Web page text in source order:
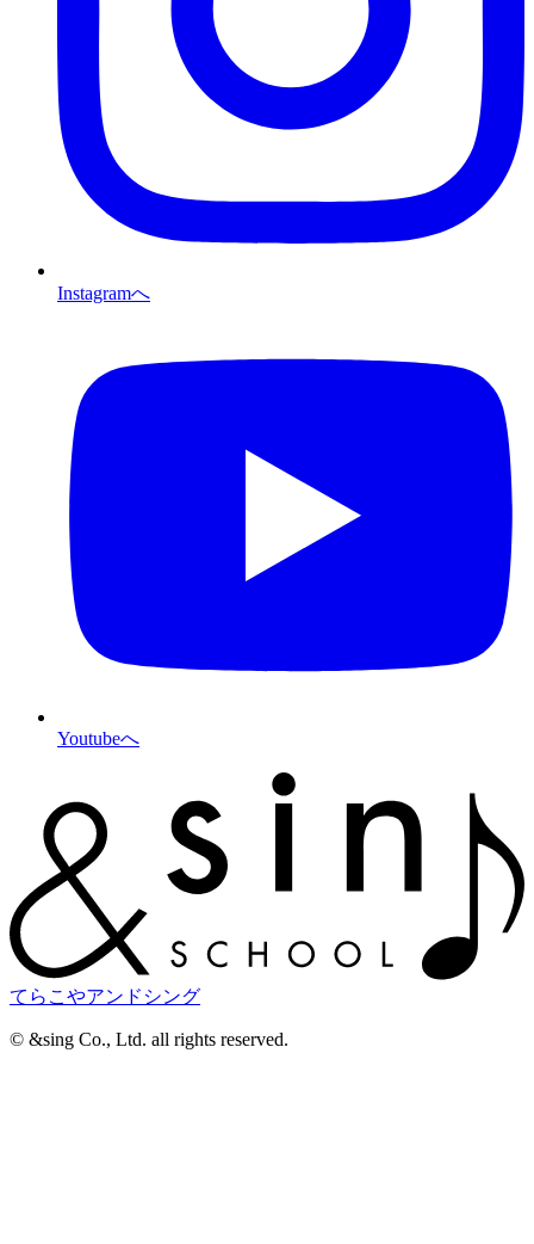
Instagramへ
Youtubeへ
てらこやアンドシング
©︎ &sing Co., Ltd. all rights reserved.